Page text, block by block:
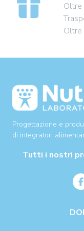
Oltre
Oltre
Progettazione e
di integratori
Tutti i nostri